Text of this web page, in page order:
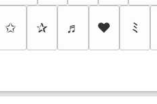
✩ ✰ ♬ ❤ ﾐ